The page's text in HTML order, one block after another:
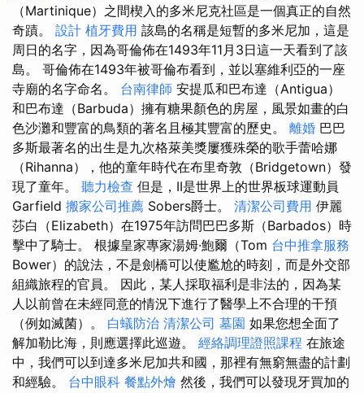
（Martinique）之間楔入的多米尼克社區是一個真正的自然
奇蹟。 設計 植牙費用 該島的名稱是短暫的多米尼加，這是
周日的名字，因為哥倫佈在1493年11月3日這一天看到了該
島。 哥倫佈在1493年被哥倫布看到，並以塞維利亞的一座
寺廟的名字命名。 台南律師 安提瓜和巴布達（Antigua）
和巴布達（Barbuda）擁有糖果顏色的房屋，風景如畫的白
色沙灘和豐富的鳥類的著名且極其豐富的歷史。 離婚 巴巴
多斯最著名的出生是九次格萊美獎屢獲殊榮的歌手蕾哈娜
（Rihanna），他的童年時代在布里奇敦（Bridgetown）發
現了童年。 聽力檢查 但是，II是世界上的世界板球運動員
Garfield 搬家公司推薦 Sobers爵士。 清潔公司費用 伊麗
莎白（Elizabeth）在1975年訪問巴巴多斯（Barbados）時
擊中了騎士。 根據皇家專家湯姆·鮑爾（Tom 台中推拿服務
Bower）的說法，不是劍橋可以使尷尬的時刻，而是外交部
組織旅程的官員。 因此，某人採取福利是非法的，因為某
人以前曾在未經同意的情況下進行了醫學上不合理的干預
（例如滅菌）。 白蟻防治 清潔公司 墓園 如果您想全面了
解加勒比海，則應選擇此巡遊。 經絡調理證照課程 在旅途
中，我們可以到達多米尼加共和國，那裡有無窮無盡的計劃
和經驗。 台中眼科 餐點外燴 然後，我們可以發現牙買加的